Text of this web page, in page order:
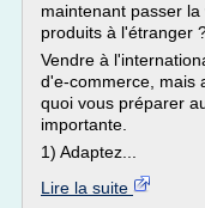
maintenant passer
produits à l'étranger
Vendre à
d'e-commerce, mais
quoi vous préparer
importante.
1) Adaptez...
Lire la suite